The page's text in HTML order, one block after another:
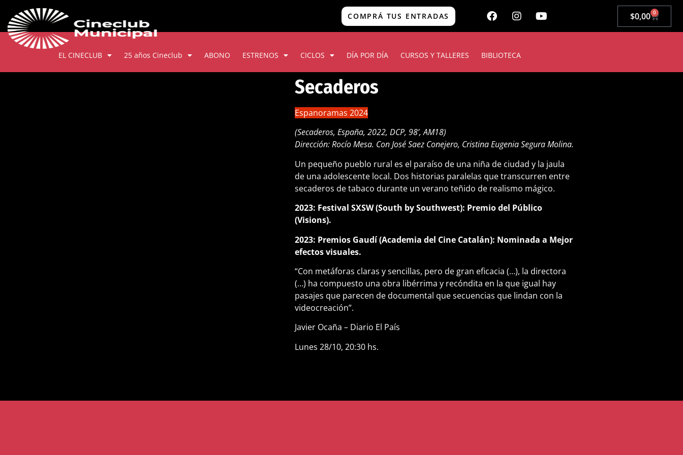
COMPRÁ TUS ENTRADAS $0,00 0
EL CINECLUB 25 años Cineclub ABONO ESTRENOS CICLOS DÍA POR DÍA CURSOS Y TALLERES BIBLIOTECA
Secaderos
Espanoramas 2024
(Secaderos, España, 2022, DCP, 98’, AM18)
Dirección: Rocío Mesa. Con José Saez Conejero, Cristina Eugenia Segura Molina.
Un pequeño pueblo rural es el paraíso de una niña de ciudad y la jaula
de una adolescente local. Dos historias paralelas que transcurren entre
secaderos de tabaco durante un verano teñido de realismo mágico.
2023: Festival SXSW (South by Southwest): Premio del Público
(Visions).
2023: Premios Gaudí (Academia del Cine Catalán): Nominada a Mejor
efectos visuales.
“Con metáforas claras y sencillas, pero de gran eficacia (…), la directora
(…) ha compuesto una obra libérrima y recóndita en la que igual hay
pasajes que parecen de documental que secuencias que lindan con la
videocreación”.
Javier Ocaña – Diario El País
Lunes 28/10, 20:30 hs.